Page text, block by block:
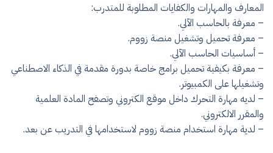
المعارف والمهارات والكفايات المطلوبة للمتدرب:
– معرفة بالحاسب الآلي.
– معرفة تحميل وتشغيل منصة زووم.
– أساسيات الحاسب الآلي.
– معرفة بكيفية تحميل برامج خاصة بدورة مقدمة في الذكاء الاصطناعي
وتشغيلها على الكمبيوتر.
– لديه مهارة التحرك داخل موقع الكتروني وتصفح المادة العلمية
والمقرر الالكتروني.
– لدية مهارة استخدام منصة زووم لاستخدامها في التدريب عن بعد.